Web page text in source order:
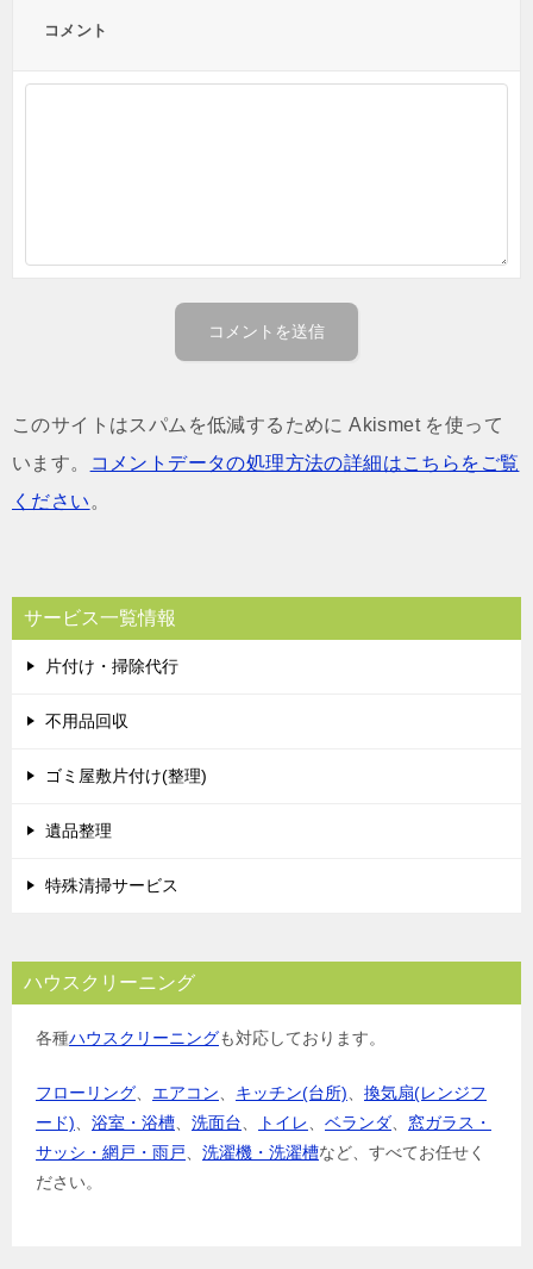
コメント
このサイトはスパムを低減するために Akismet を使って
います。
コメントデータの処理方法の詳細はこちらをご覧
ください 。
サービス一覧情報
片付け・掃除代行
不用品回収
ゴミ屋敷片付け(整理)
遺品整理
特殊清掃サービス
ハウスクリーニング
各種ハウスクリーニングも対応しております。
フローリング エアコン キッチン(台所)
換気扇(レンジフ
ード)
浴室・浴槽 洗面台 トイレ ベランダ
窓ガラス・
サッシ・網戸・雨戸
洗濯機・洗濯槽など、すべてお任せく
ださい。